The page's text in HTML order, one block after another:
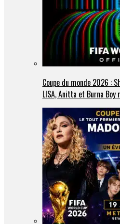
Coupe du monde 2026 :
LISA, Anitta et Burna